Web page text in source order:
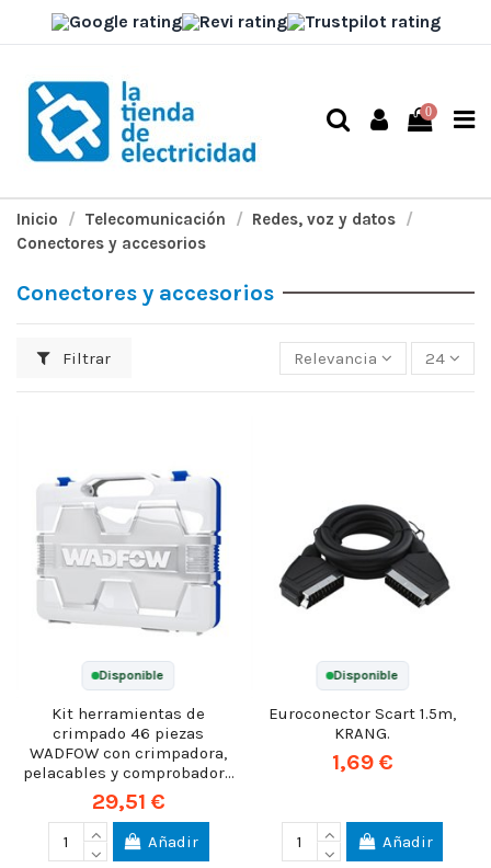
0
Inicio Telecomunicación
Redes, voz y datos
Conectores y accesorios
Conectores y accesorios
Filtrar Relevancia 24
Disponible
Kit herramientas de
crimpado 46 piezas
WADFOW con crimpadora,
pelacables y comprobador...
29,51 €
Añadir
Disponible
Euroconector Scart 1.5m,
KRANG.
1,69 €
Añadir